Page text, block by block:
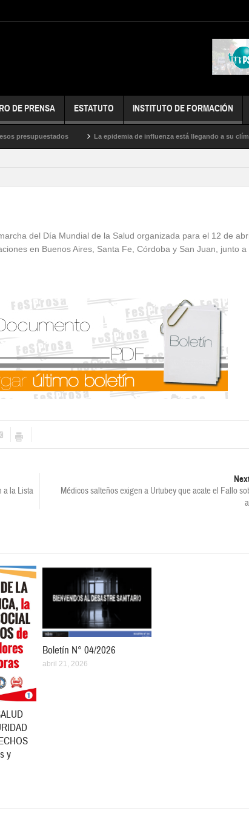
DE PRENSA ESTATUTO INSTITUTO DE FORMACIÓN
La epidemia de influenza está llegando a su clímax
del Día Mundial de la Salud organizada para el 12 de
en Buenos Aires, Santa Fe, Córdoba y San Juan, junto a
a la Lista
Médicos salteños exigen a Urtubey que acate el Fallo
y
Boletín N° 04/2026
abril 21, 2026